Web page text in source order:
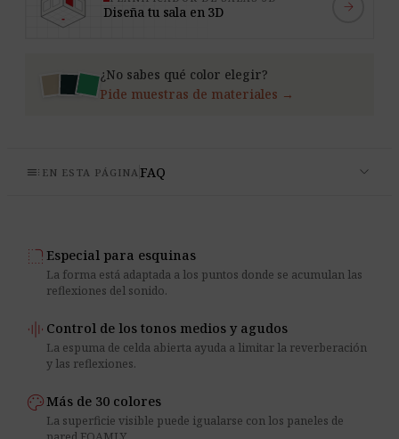
Diseña tu sala en 3D arrow_forward
¿No sabes qué color elegir?
Pide muestras de materiales →
toc EN ESTA PÁGINA FAQ expand_more
rounded_corner Especial para esquinas
La forma está adaptada a los puntos donde se acumulan las
reflexiones del sonido.
graphic_eq Control de los tonos medios y agudos
La espuma de celda abierta ayuda a limitar la reverberación
y las reflexiones.
palette Más de 30 colores
La superficie visible puede igualarse con los paneles de